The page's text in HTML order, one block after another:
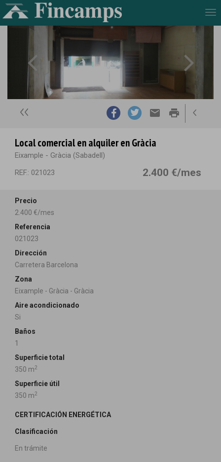
email print
Local comercial en alquiler en Gràcia
Eixample - Gràcia (Sabadell)
REF.: 021023
2.400 €/mes
Precio
2.400 €/mes
Referencia
021023
Dirección
Carretera Barcelona
Zona
Eixample - Gràcia - Gràcia
Aire acondicionado
Si
Baños
1
Superficie total
350 m2
Superficie útil
350 m2
CERTIFICACIÓN ENERGÉTICA
Clasificación
En trámite